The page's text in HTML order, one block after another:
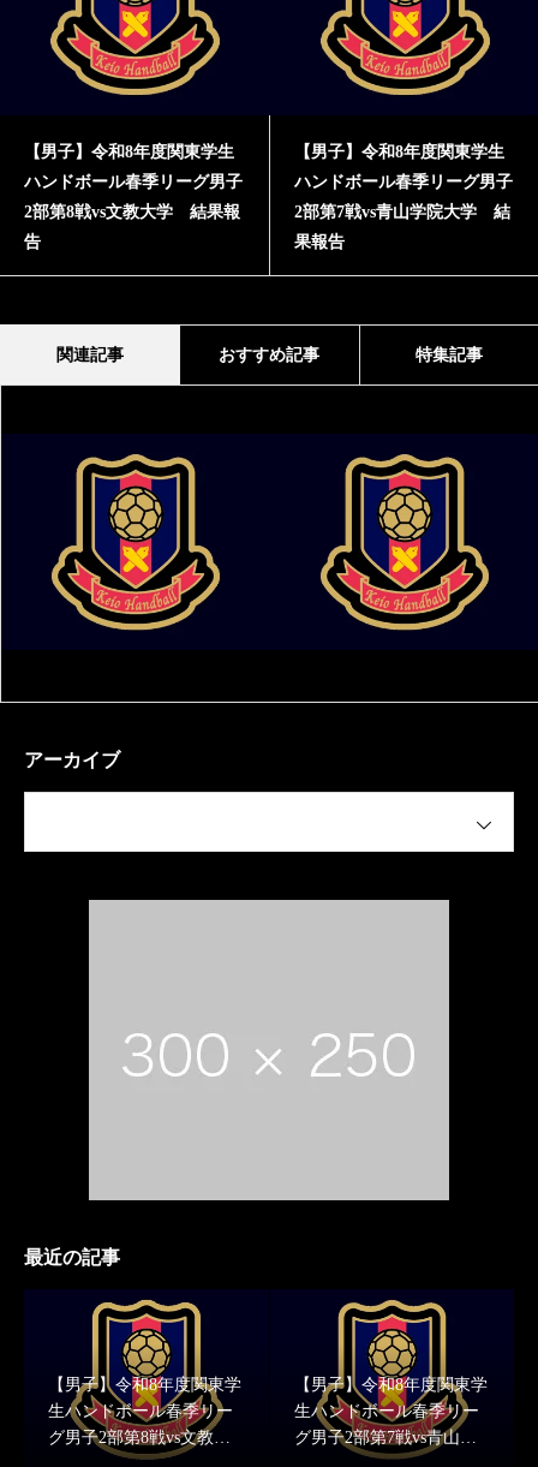
【男子】令和8年度関東学生
ハンドボール春季リーグ男子
2部第8戦vs文教大学 結果報
告
【男子】令和8年度関東学生
ハンドボール春季リーグ男子
2部第7戦vs青山学院大学 結
果報告
関連記事 おすすめ記事 特集記事
アーカイブ
最近の記事
【男子】令和8年度関東学
生ハンドボール春季リー
グ男子2部第8戦vs文教大
【男子】令和8年度関東学
生ハンドボール春季リー
グ男子2部第7戦vs青山学